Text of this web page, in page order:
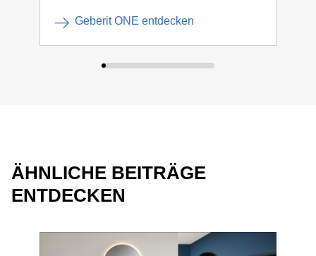
Geberit ONE entdecken
ÄHNLICHE BEITRÄGE
ENTDECKEN